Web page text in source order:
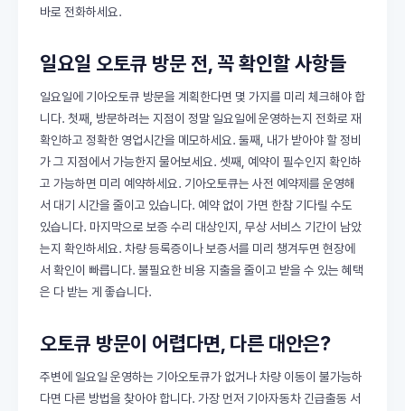
바로 전화하세요.
일요일 오토큐 방문 전, 꼭 확인할 사항들
일요일에 기아오토큐 방문을 계획한다면 몇 가지를 미리 체크해야 합
니다. 첫째, 방문하려는 지점이 정말 일요일에 운영하는지 전화로 재
확인하고 정확한 영업시간을 메모하세요. 둘째, 내가 받아야 할 정비
가 그 지점에서 가능한지 물어보세요. 셋째, 예약이 필수인지 확인하
고 가능하면 미리 예약하세요. 기아오토큐는 사전 예약제를 운영해
서 대기 시간을 줄이고 있습니다. 예약 없이 가면 한참 기다릴 수도
있습니다. 마지막으로 보증 수리 대상인지, 무상 서비스 기간이 남았
는지 확인하세요. 차량 등록증이나 보증서를 미리 챙겨두면 현장에
서 확인이 빠릅니다. 불필요한 비용 지출을 줄이고 받을 수 있는 혜택
은 다 받는 게 좋습니다.
오토큐 방문이 어렵다면, 다른 대안은?
주변에 일요일 운영하는 기아오토큐가 없거나 차량 이동이 불가능하
다면 다른 방법을 찾아야 합니다. 가장 먼저 기아자동차 긴급출동 서